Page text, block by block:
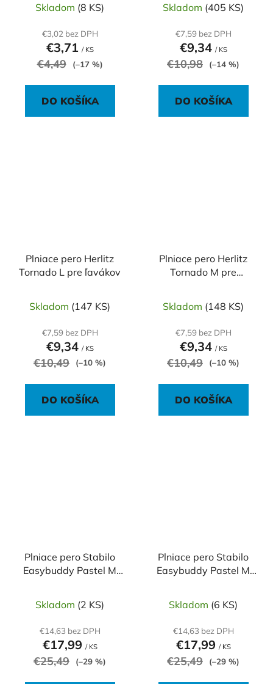
Skladom (8 KS)
€3,02 bez DPH
€3,71 / KS
€4,49 (–17 %)
DO KOŠÍKA
Skladom (405 KS)
€7,59 bez DPH
€9,34 / KS
€10,98 (–14 %)
DO KOŠÍKA
Plniace pero Herlitz
Tornado L pre ľavákov
Skladom (147 KS)
€7,59 bez DPH
€9,34 / KS
€10,49 (–10 %)
DO KOŠÍKA
Plniace pero Herlitz
Tornado M pre
Skladom (148 KS)
€7,59 bez DPH
€9,34 / KS
€10,49 (–10 %)
DO KOŠÍKA
Plniace pero Stabilo
Easybuddy Pastel M
Skladom (2 KS)
€14,63 bez DPH
€17,99 / KS
€25,49 (–29 %)
Plniace pero Stabilo
Easybuddy Pastel M
Skladom (6 KS)
€14,63 bez DPH
€17,99 / KS
€25,49 (–29 %)